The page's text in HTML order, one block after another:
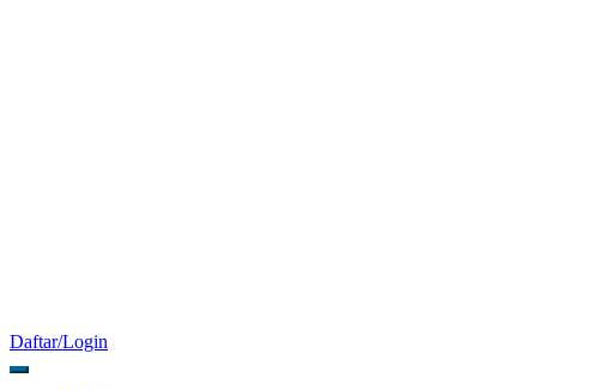
Daftar/Login